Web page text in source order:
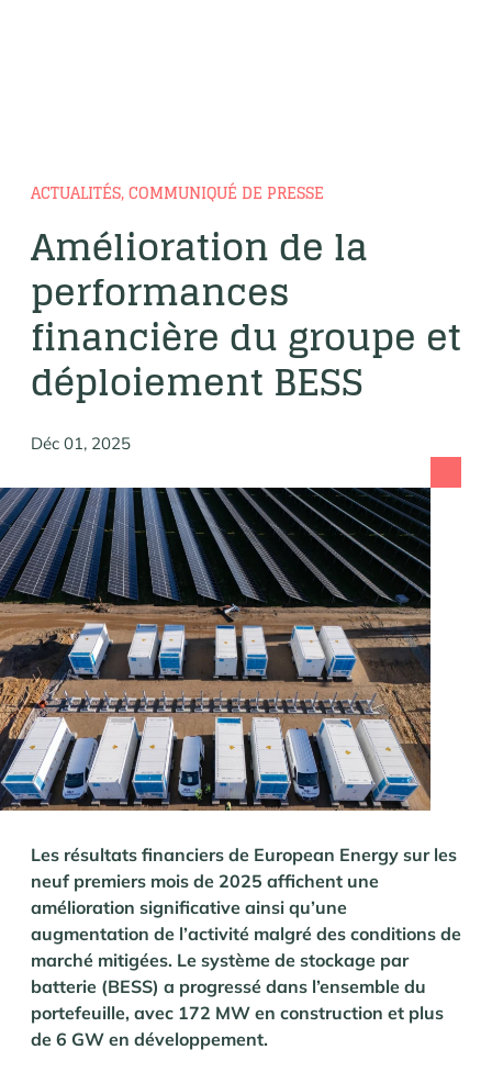
ACTUALITÉS, COMMUNIQUÉ DE PRESSE
Amélioration de la
performances
financière du groupe et
déploiement BESS
Déc 01, 2025
Les résultats financiers de European Energy sur les
neuf premiers mois de 2025 affichent une
amélioration significative ainsi qu’une
augmentation de l’activité malgré des conditions de
marché mitigées. Le système de stockage par
batterie (BESS) a progressé dans l’ensemble du
portefeuille, avec 172 MW en construction et plus
de 6 GW en développement.